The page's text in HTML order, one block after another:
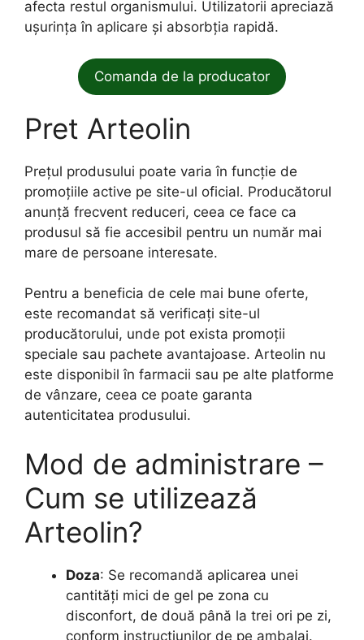
afecta restul organismului. Utilizatorii apreciază
ușurința în aplicare și absorbția rapidă.
Comanda de la producator
Pret Arteolin
Prețul produsului poate varia în funcție de
promoțiile active pe site-ul oficial. Producătorul
anunță frecvent reduceri, ceea ce face ca
produsul să fie accesibil pentru un număr mai
mare de persoane interesate.
Pentru a beneficia de cele mai bune oferte,
este recomandat să verificați site-ul
producătorului, unde pot exista promoții
speciale sau pachete avantajoase. Arteolin nu
este disponibil în farmacii sau pe alte platforme
de vânzare, ceea ce poate garanta
autenticitatea produsului.
Mod de administrare –
Cum se utilizează
Arteolin?
Doza: Se recomandă aplicarea unei
cantități mici de gel pe zona cu
disconfort, de două până la trei ori pe zi,
conform instrucțiunilor de pe ambalaj.